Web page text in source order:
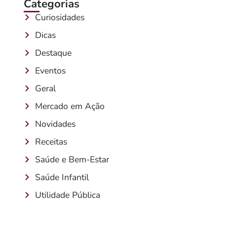
Categorias
Curiosidades
Dicas
Destaque
Eventos
Geral
Mercado em Ação
Novidades
Receitas
Saúde e Bem-Estar
Saúde Infantil
Utilidade Pública